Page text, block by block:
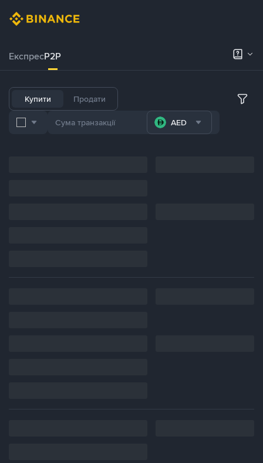
ЕкспресP2P
Купити Продати
AED